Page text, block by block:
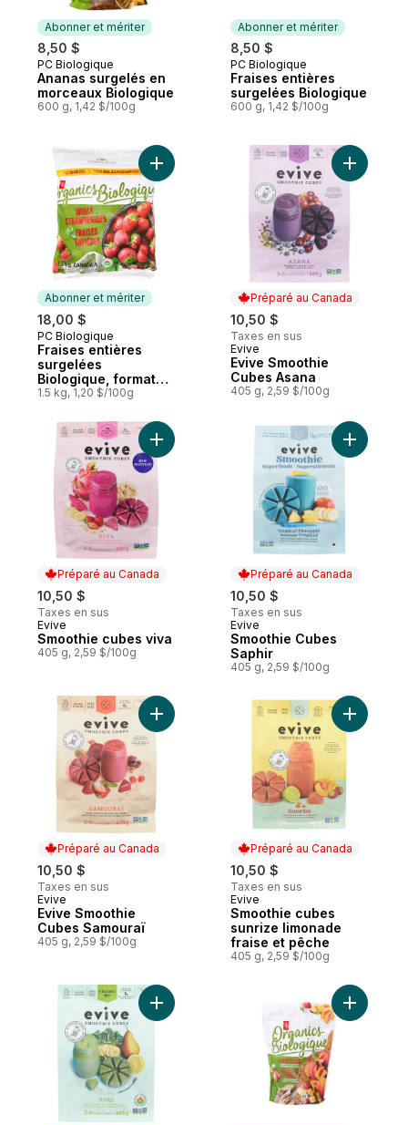
Abonner et mériter
8,50 $
Abonner et mériter
PC Biologique
Ananas surgelés en
morceaux Biologique
600 g, 1,42 $/100g
Abonner et mériter
8,50 $
Abonner et mériter
PC Biologique
Fraises entières
surgelées Biologique
600 g, 1,42 $/100g
Abonner et mériter
18,00 $
Abonner et mériter
PC Biologique
Fraises entières
surgelées
Biologique, format
club
1.5 kg, 1,20 $/100g
Ajouter Fraises entières surgelées
Préparé au Canada
10,50 $
Taxes en sus
Préparé au Canada
Evive
Evive Smoothie
Cubes Asana
405 g, 2,59 $/100g
Ajouter
Préparé au Canada
10,50 $
Taxes en sus
Préparé au Canada
Evive
Smoothie cubes viva
405 g, 2,59 $/100g
Ajouter Smoothie cubes viva au panier
Préparé au Canada
10,50 $
Taxes en sus
Préparé au Canada
Evive
Smoothie Cubes
Saphir
405 g, 2,59 $/100g
Ajouter
Préparé au Canada
10,50 $
Taxes en sus
Préparé au Canada
Evive
Evive Smoothie
Cubes Samouraï
405 g, 2,59 $/100g
Ajouter Evive Smoothie Cubes Samouraï
Préparé au Canada
10,50 $
Taxes en sus
Préparé au Canada
Evive
Smoothie cubes
sunrize limonade
fraise et pêche
405 g, 2,59 $/100g
Ajouter
Ajouter Evive Smoothie biologiqueAjouter